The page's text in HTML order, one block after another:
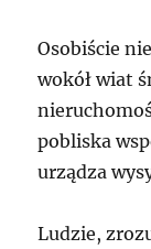
Osobiście
wokół wiat
pobliska
urządza
Ludzie,